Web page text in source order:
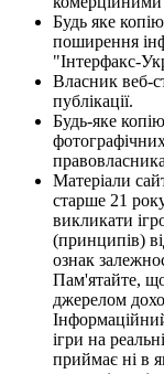
Будь яке
поширення
"Інтерфакс-
Власник веб-
публікації.
Будь-яке
Матеріали
старше 21
викликати
(принципів)
ознак
Пам'ятайте,
джерелом
ігри на
приймає ні в